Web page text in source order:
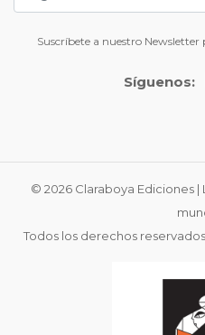
Suscríbete a nuestro Newsletter
Síguenos:
© 2026 Claraboya Ediciones
Todos los derechos reservados.